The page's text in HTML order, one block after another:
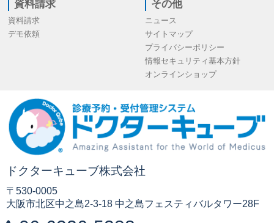
資料請求
資料請求
デモ依頼
その他
ニュース
サイトマップ
プライバシーポリシー
情報セキュリティ基本方針
オンラインショップ
ドクターキューブ株式会社
〒530-0005
大阪市北区中之島2-3-18 中之島フェスティバルタワー28F